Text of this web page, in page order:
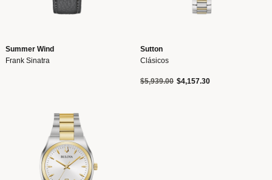
Summer Wind
Frank Sinatra
Sutton
Clásicos
Precio reducido de
$5,939.00a$4,157.30